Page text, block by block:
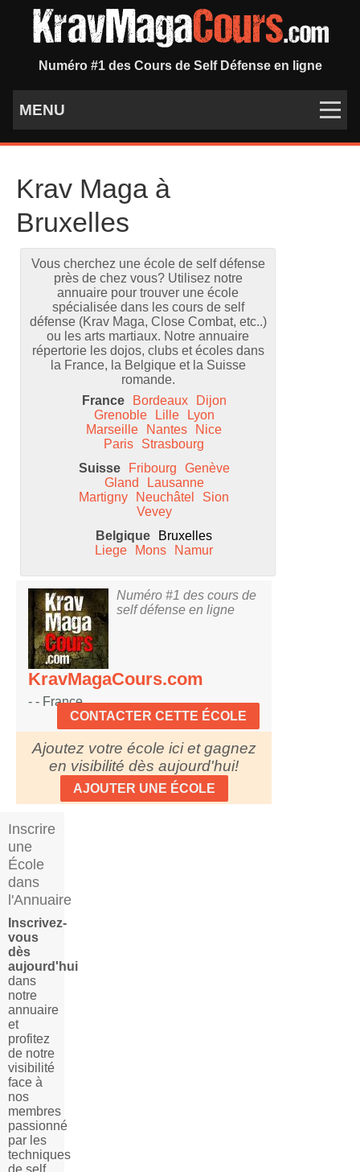
Numéro #1 des Cours de Self Défense en ligne
MENU
Krav Maga à
Bruxelles
Vous cherchez une école de self défense
près de chez vous? Utilisez notre
annuaire pour trouver une école
spécialisée dans les cours de self
défense (Krav Maga, Close Combat, etc..)
ou les arts martiaux. Notre annuaire
répertorie les dojos, clubs et écoles dans
la France, la Belgique et la Suisse
romande.
France
Bordeaux
Dijon
Grenoble
Lille
Lyon
Marseille
Nantes
Nice
Paris
Strasbourg
Suisse
Fribourg
Genève
Gland
Lausanne
Martigny
Neuchâtel
Sion
Vevey
Belgique
Bruxelles
Liege
Mons Namur
Numéro #1 des cours de
self défense en ligne
KravMagaCours.com
- - France
CONTACTER CETTE ÉCOLE
Ajoutez votre école ici et gagnez
en visibilité dès aujourd'hui!
AJOUTER UNE ÉCOLE
Inscrire
une
École
dans
l'Annuaire
Inscrivez-
vous
dès
aujourd'hui
dans
notre
annuaire
et
profitez
de notre
visibilité
face à
nos
membres
passionné
par les
techniques
de self